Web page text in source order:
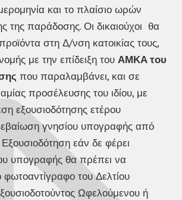
και το πλαίσιο ωρών
της παράδοσης. Οι δικαιούχοι θα
στη Δ/νση κατοικίας τους,
με την επίδειξη του ΑΜΚΑ του
που παραλαμβάνει, και σε
προσέλευσης του ιδίου, με
εξουσιοδότησης ετέρου
γνησίου υπογραφής από
εάν δε φέρει
υπογραφής θα πρέπει να
του Δελτίου
Ωφελούμενου ή